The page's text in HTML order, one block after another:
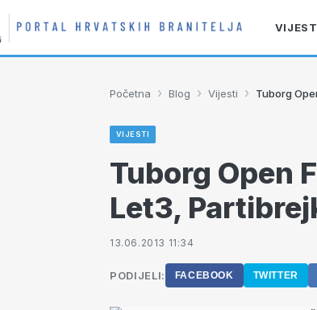
Početna › Blog › Vijesti › Tuborg
VIJESTI
Tuborg Open
Let3,
13.06.2013 11:34
PODIJELI: FACEBOOK TWITTER